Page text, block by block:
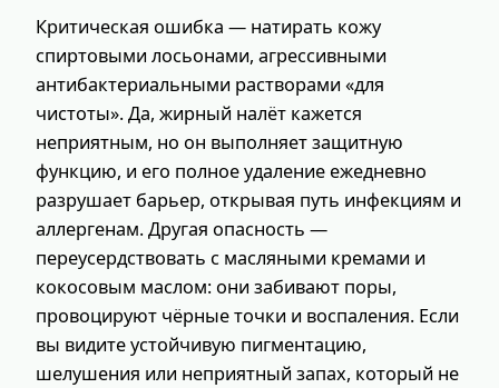
Критическая ошибка — натирать кожу
спиртовыми лосьонами, агрессивными
антибактериальными растворами «для
чистоты». Да, жирный налёт кажется
неприятным, но он выполняет защитную
функцию, и его полное удаление ежедневно
разрушает барьер, открывая путь инфекциям и
аллергенам. Другая опасность —
переусердствовать с масляными кремами и
кокосовым маслом: они забивают поры,
провоцируют чёрные точки и воспаления. Если
вы видите устойчивую пигментацию,
шелушения или неприятный запах, который не